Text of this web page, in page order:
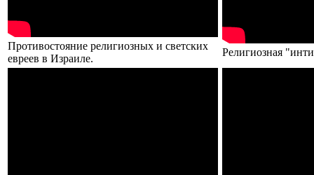
Противостояние религиозных и светских
евреев в Израиле.
Религиозная